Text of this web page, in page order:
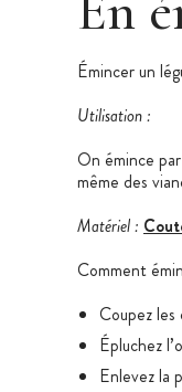
Émincer un
Utilisation :
On émince
même des
Matériel :
Comment
Coupez
Épluchez
Enlevez la